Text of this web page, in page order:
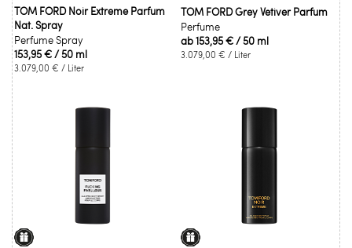
TOM FORD Noir Extreme Parfum
Nat. Spray
Perfume Spray
153,95 €/ 50 ml
3.079,00 € / Liter
TOM FORD Grey Vetiver Parfum
Perfume
ab153,95 €/ 50 ml
3.079,00 € / Liter